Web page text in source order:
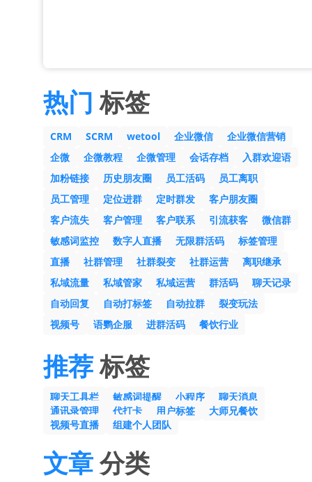
热门 标签
CRM SCRM wetool 企业微信
企业微信营销
企微
企微教程 企微管理 会话存档
入群欢迎语
加粉链接
历史朋友圈 员工活码
员工离职
员工管理
定位进群 定时群发
客户朋友圈
客户流失
客户管理 客户联系 引流获客
微信群
敏感词监控
数字人直播 无限群活码
标签管理
直播
社群管理 社群裂变 社群运营
离职继承
私域流量
私域管家 私域运营 群活码
聊天记录
自动回复
自动打标签 自动拉群
裂变玩法
视频号
语鹦企服 进群活码 餐饮行业
推荐标签
聊天工具栏 敏感词提醒 小程序
聊天消息
通讯录管理
代打卡 用户标签
大师兄餐饮
视频号直播
组建个人团队
文章分类